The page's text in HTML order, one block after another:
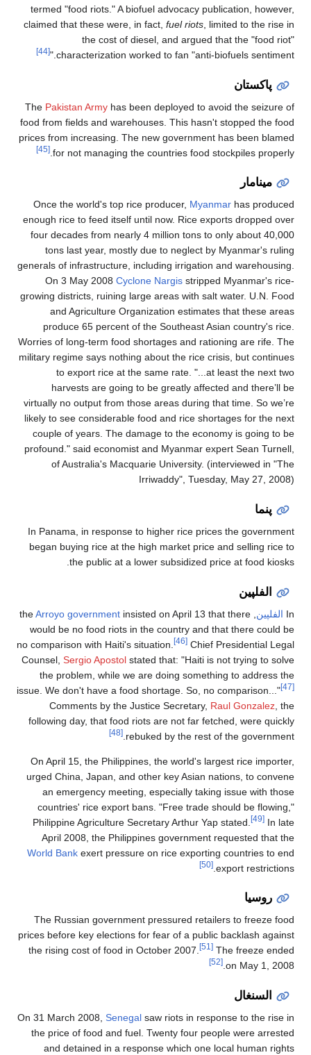
termed "food riots." A biofuel advocacy
claimed that these were, in fact, fuel riots
the cost of diesel, and
characterization worked to fan
[44]
ThePakistan Army has been deployed to
food from fields and warehouses. This
prices from increasing. The new
for not managing the countries
Once the world's top rice producer,
enough rice to feed itself until now. Rice
four decades from nearly 4 million tons
tons last year, mostly due to neglect
generals of infrastructure, including
On 3 May 2008Cyclone Nargis
growing districts, ruining large areas with
and Agriculture Organization
produce 65 percent of the Southeast
Worries of long-term food shortages and
military regime says nothing about the rice
to export rice at the same rate.
harvests are going to be greatly
virtually no output from those areas
likely to see considerable food and rice
couple of years. The damage to the
profound." said economist and Myanmar
of Australia's Macquarie University.
Irriwaddy",
In Panama, in response to higher rice
began buying rice at the high market
the public at a lower subsidized
Arroyo governmentinsisted on April 13
would be no food riots in the country
no comparison with Haiti's situation.
Counsel,Sergio Apostolstated that: "Haiti
the problem, while we are doing
issue. We don't have a food shortage. So,
Comments by the Justice Secretary,
following day, that food riots are not far
rebuked by the
[48]
On April 15, the Philippines, the world's
urged China, Japan, and other key Asian
an emergency meeting, especially
countries' rice export bans. "Free
Philippine Agriculture Secretary Arthur
April 2008, the Philippines
World Bank exert pressure on rice
The Russian government pressured
prices before key elections for fear of a
the rising cost of food in October 2007.
On 31 March 2008,Senegalsaw riots in
the price of food and fuel. Twenty four
and detained in a response which